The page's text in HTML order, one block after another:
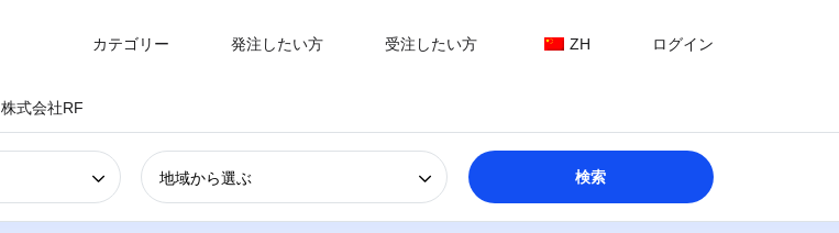
カテゴリー 発注したい方 受注したい方 ZH ログイン
株式会社RF
地域から選ぶ